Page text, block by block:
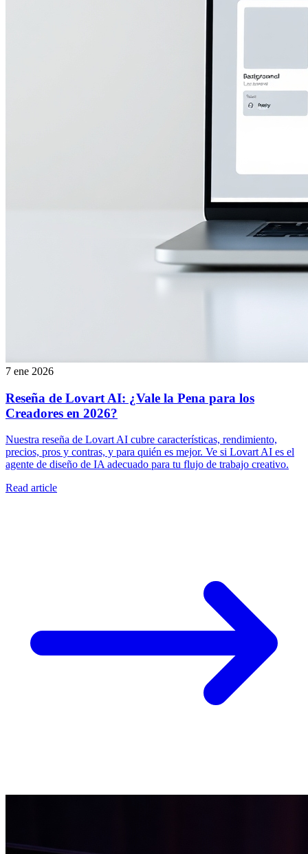
7 ene 2026
Reseña de Lovart AI: ¿Vale la Pena para los
Creadores en 2026?
Nuestra reseña de Lovart AI cubre características, rendimiento,
precios, pros y contras, y para quién es mejor. Ve si Lovart AI es el
agente de diseño de IA adecuado para tu flujo de trabajo creativo.
Read article